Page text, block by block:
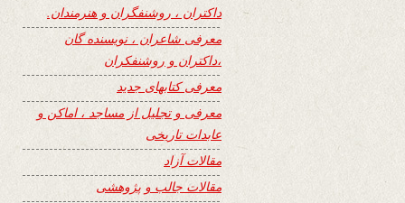
داکتران ، روشنفگران و هنرمندان.
معرفی شاعران ، نویسنده گان
،داکتران و روشنفکران
معرفی کتابهای جدید
معرفی و تجلیل از مساجد ، اماکن و
عابدات تاریخی
مقالات آزاد
مقالات جالب و پژوهشی